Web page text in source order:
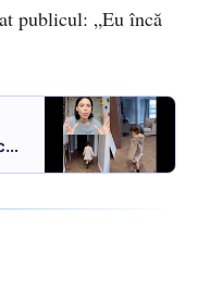
publicul: „Eu încă
ul